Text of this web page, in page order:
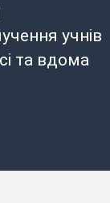
учнів
та вдома